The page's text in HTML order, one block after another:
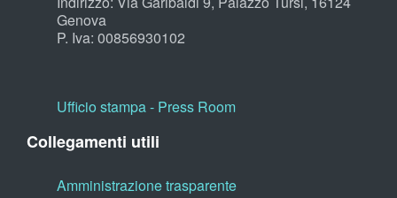
Genova
P. Iva: 00856930102
Ufficio stampa - Press Room
Collegamenti utili
Amministrazione trasparente